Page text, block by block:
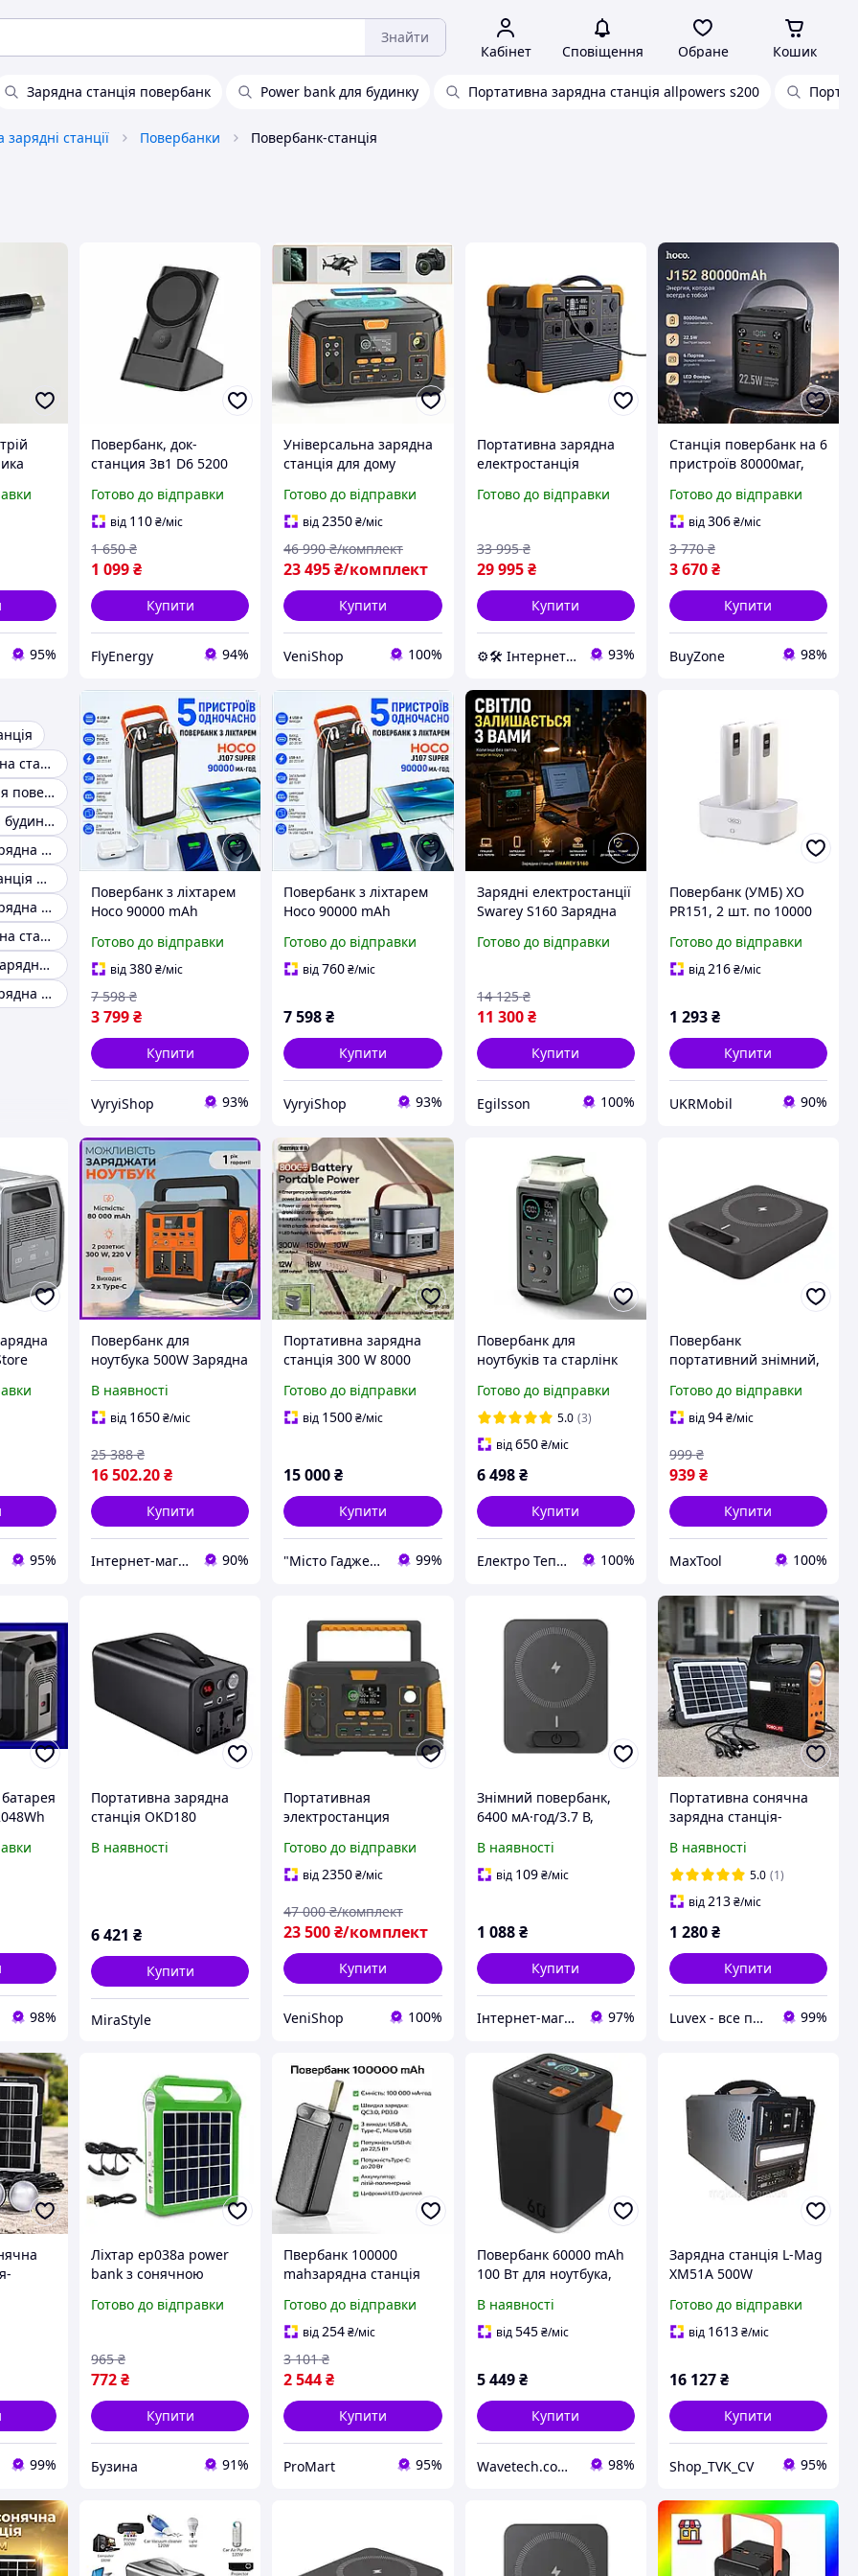
Знайти
Кабінет Сповіщення Обране Кошик
Зарядна станція повербанк Power bank для будинку Портативна зарядна станція allpowers s200
станції Повербанки Повербанк-станція
95%
Повербанк, док-
станция 3в1 D6 5200
Готово до відправки
від 110₴/міс
1 099₴
1 650 ₴
Купити
FlyEnergy 94%
Універсальна зарядна
станція для дому
Повербанк Wimpex
Електростанція
переносна WX1437
Зарядна станція для
дому
Готово до відправки
від2350₴/міс
23 495₴/комплект
46 990 ₴/комплект
Купити
VeniShop 100%
Портативна зарядна
електростанція
повербанк потужна
приладів
електростанція станція
Готово до відправки
29 995 ₴
33 995 ₴
Купити
⚙️🛠 Інтернет-магазин ALORA 93%
Станція повербанк на 6
пристроїв 80000маг,
LED-дисплем,
Павербанк-акамулятор
із величезною ємністю
80000mAh
Готово до відправки
від306₴/міс
3 670₴
3 770 ₴
Купити
BuyZone 98%
Потужна зарядна станція
Зарядна станція повербанк
Power bank для будинку
Портативна зарядна станція allpowers s200
Портативна станція живлення
Портативна зарядна станція allpowers s300
Потужна зарядна станція повербанк на 1000 ватів
Портативний зарядний пристрій для квартири
Портативна зарядна електростанція powerbank
Повербанк з ліхтарем
Hoco 90000 mAh
з цифровим дисплеєм
Power Bank 4 USB Type-
C MicroUSB Зарядна
станція
Готово до відправки
від380₴/міс
3 799₴
7 598 ₴
Купити
VyryiShop 93%
Повербанк з ліхтарем
Hoco 90000 mAh
з цифровим дисплеєм
Power Bank 4 USB Type-
станція
Готово до відправки
від760₴/міс
7 598₴
Купити
VyryiShop 93%
Зарядні електростанції
Swarey S160 Зарядна
Станция 300 ват,
портативный 65W
MPPT Повербанки
Готово до відправки
11 300 ₴
14 125 ₴
Купити
Egilsson 100%
Повербанк (УМБ) XO
PR151, 2 шт. по 10000
USB + Type-C, White
Готово до відправки
від216₴/міс
1 293₴
Купити
UKRMobil 90%
95%
Повербанк для
ноутбука 500W Зарядна
220В Потужний
повербанк для
В наявності
від 1650₴/міс
16 502.20₴
25 388 ₴
Купити
Інтернет-магазин DOBRO 90%
Портативна зарядна
станція 300 W 8000
повербанк генератор
бездротова зарядка
Готово до відправки
від 1500₴/міс
15 000₴
Купити
"Місто Гаджетів" інтернет магазин 99%
Повербанк для
ноутбуків та старлінк
75000mAh з висувною
підсвіткою, зарядна
станція 240Wh,
зелений
Готово до відправки
5.0 (3)
від650 ₴/міс
6 498 ₴
Купити
Електро Тепло Україна 100%
Повербанк
портативний знімний,
бездротова зарядка
макс. 15 Вт, для
7011/7012/7013, STORM
Готово до відправки
від94₴/міс
939₴
999 ₴
Купити
MaxTool 100%
98%
Портативна зарядна
станція OKD180
Електростанція для
В наявності
6 421 ₴
Купити
MiraStyle
Портативная
электростанция
WX1437 / Повербанк
Wimpex WX1437
електростанція
Готово до відправки
від2350₴/міс
23 500₴/комплект
47 000 ₴/комплект
Купити
VeniShop 100%
Знімний повербанк,
6400 мА·год/3.7 В,
заряджання макс. 15
Вт, для зарядних
В наявності
від 109 ₴/міс
1 088 ₴
Купити
Інтернет-магазин "KrazAuto" 97%
Портативна сонячна
зарядна станція-
кемпінговий ліхтар
Yobolife LM-3601 (TOL)
В наявності
5.0 (1)
від213₴/міс
1 280₴
Купити
Luvex - все потрібне в одному місці 99%
12V
99%
Ліхтар ep038a power
bank з сонячною
кемпінгова сонячна
kolibri
Готово до відправки
772₴
965 ₴
Купити
Бузина 91%
Пвербанк 100000
mahзарядна станція
повербанк на 100000,
Powerbank QC3
потужний дві зарядки
одночасно
Готово до відправки
від254₴/міс
2 544₴
3 101 ₴
Купити
ProMart 95%
Повербанк 60000 mAh
100 Вт для ноутбука,
станція на 6 портів USB
Powerbank із
В наявності
від545 ₴/міс
5 449 ₴
Купити
Wavetech.com.ua - Інтернет магазин корисних покупок 98%
Зарядна станція L-Mag
XM51A 500W
пристрій Повербанк
Готово до відправки
від 1613₴/міс
16 127₴
Купити
Shop_TVK_CV 95%